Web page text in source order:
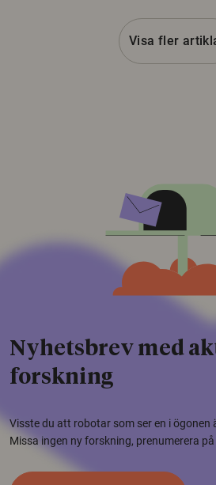
Visa fler
Nyhetsbrev med
forskning
Visste du att robotar som ser en i ögonen
Missa ingen ny forskning, prenumerera